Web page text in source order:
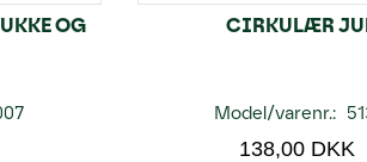
OG
CIRKULÆR
Model/varenr.:
138,00 DKK